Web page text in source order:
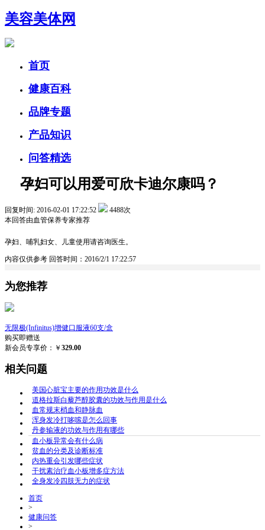
美容美体网
首页
健康百科
品牌专题
产品知识
问答精选
孕妇可以用爱可欣卡迪尔康吗？
回复时间: 2016-02-01 17:22:52
4488次
本回答由血管保养专家推荐
孕妇、哺乳妇女、儿童使用请咨询医生。
内容仅供参考 回答时间：2016/2/1 17:22:57
为您推荐
无限极(Infinitus)增健口服液60支/盒
购买即赠送
新会员专享价：￥ 329.00
相关问题
美国心脏宝主要的作用功效是什么
道格拉斯白藜芦醇胶囊的功效与作用是什么
血常规末梢血和静脉血
浑身发冷打哆嗦是怎么回事
丹参输液的功效与作用有哪些
血小板异常会有什么病
贫血的分类及诊断标准
内热重会引发哪些症状
干扰素治疗血小板增多症方法
全身发冷四肢无力的症状
首页
>
健康问答
>